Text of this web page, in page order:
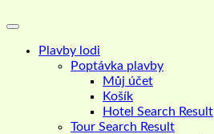
Plavby lodi
Poptávka plavby
Můj účet
Košík
Hotel Search Result
Tour Search Result